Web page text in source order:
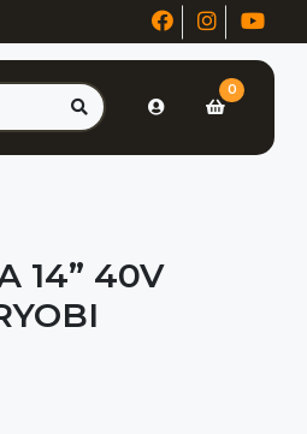
0
14” 40V